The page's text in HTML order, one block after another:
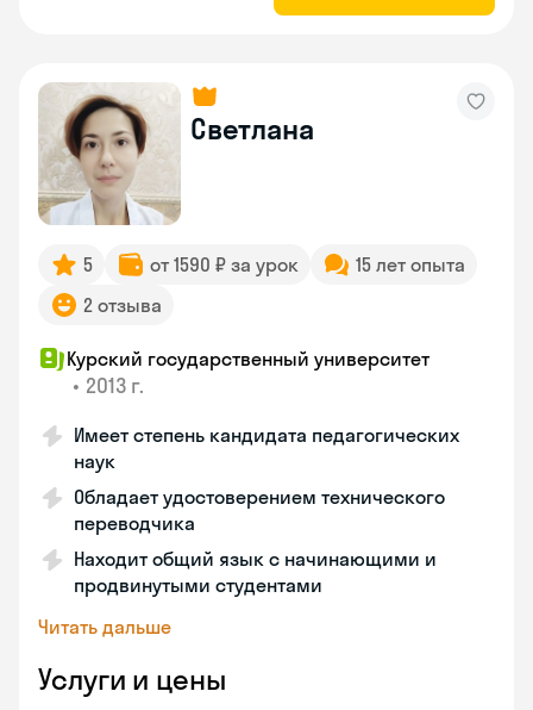
Светлана
5 от 1590 ₽ за урок
15 лет опыта
2 отзыва
Курский государственный университет
• 2013 г.
Имеет степень кандидата педагогических
наук
Обладает удостоверением технического
переводчика
Находит общий язык с начинающими и
продвинутыми студентами
Читать дальше
Услуги и цены